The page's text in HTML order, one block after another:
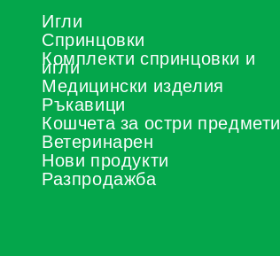
Игли
Спринцовки
Комплекти спринцовки и
игли
Медицински изделия
Ръкавици
Кошчета за остри предмети
Ветеринарен
Нови продукти
Разпродажба